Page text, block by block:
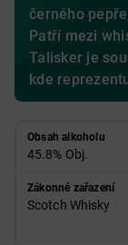
černého
Patří mezi
Talisker je
kde
Obsah alkoholu
45.8% Obj.
Zákonné zařazení
Scotch Whisky